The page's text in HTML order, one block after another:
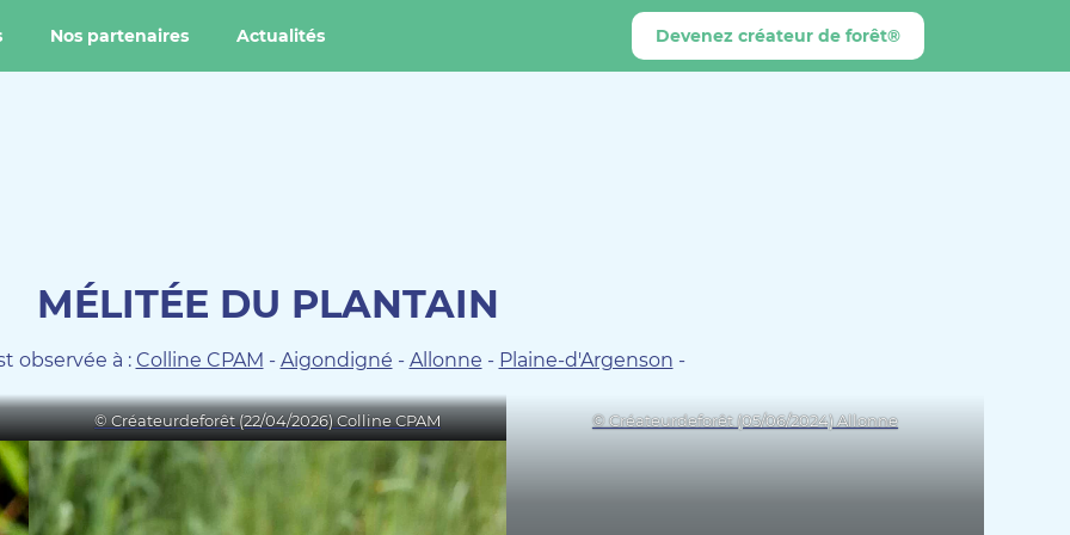
Nos partenaires Actualités Devenez créateur de forêt®
MÉLITÉE DU PLANTAIN
observée à : Colline CPAM - Aigondigné - Allonne - Plaine-d'Argenson -
© Créateurdeforêt (22/04/2026) Colline CPAM © Créateurdeforêt (05/06/2024) Allonne